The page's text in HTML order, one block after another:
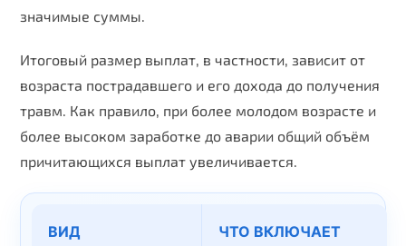
значимые суммы.
Итоговый размер выплат, в частности, зависит от
возраста пострадавшего и его дохода до получения
травм. Как правило, при более молодом возрасте и
более высоком заработке до аварии общий объём
причитающихся выплат увеличивается.
ВИД
ЧТО ВКЛЮЧАЕТ